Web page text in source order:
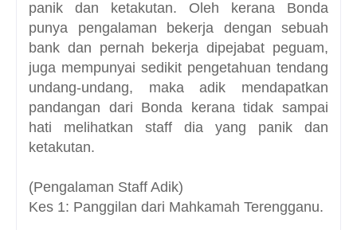
panik dan ketakutan. Oleh kerana Bonda
punya pengalaman bekerja dengan sebuah
bank dan pernah bekerja dipejabat peguam,
juga mempunyai sedikit pengetahuan tendang
undang-undang, maka adik mendapatkan
pandangan dari Bonda kerana tidak sampai
hati melihatkan staff dia yang panik dan
ketakutan.
(Pengalaman Staff Adik)
Kes 1: Panggilan dari Mahkamah Terengganu.